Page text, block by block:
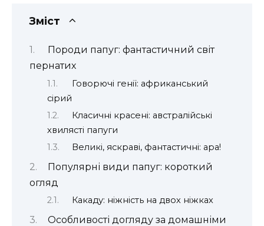
Зміст
Породи папуг: фантастичний світ
пернатих
Говорючі генії: африканський
сірий
Класичні красені: австралійські
хвилясті папуги
Великі, яскраві, фантастичні: ара!
Популярні види папуг: короткий
огляд
Какаду: ніжність на двох ніжках
Особливості догляду за домашніми